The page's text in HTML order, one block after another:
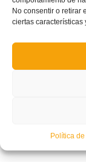
No consentir o retirar
ciertas características
Política
La Selecció
Triangular Provincial
FOTOS)